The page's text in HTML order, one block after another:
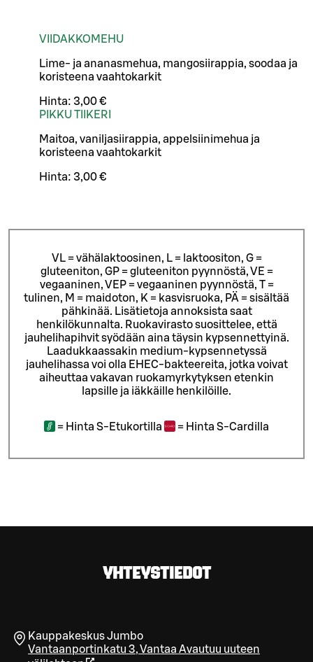
VIIDAKKOMEHU
Lime- ja ananasmehua, mangosiirappia, soodaa ja
koristeena vaahtokarkit
Hinta: 3,00 €
PIKKU TIIKERI
Maitoa, vaniljasiirappia, appelsiinimehua ja
koristeena vaahtokarkit
Hinta: 3,00 €
VL = vähälaktoosinen, L = laktoositon, G =
gluteeniton, GP = gluteeniton pyynnöstä, VE =
vegaaninen, VEP = vegaaninen pyynnöstä, T =
tulinen, M = maidoton, K = kasvisruoka, PÄ = sisältää
pähkinää. Lisätietoja annoksista saat
henkilökunnalta. Ruokavirasto suosittelee, että
jauhelihapihvit syödään aina täysin kypsennettyinä.
Laadukkaassakin medium-kypsennetyssä
jauhelihassa voi olla EHEC-bakteereita, jotka voivat
aiheuttaa vakavan ruokamyrkytyksen etenkin
lapsille ja iäkkäille henkilöille.
= Hinta S-Etukortilla = Hinta S-Cardilla
YHTEYSTIEDOT
Kauppakeskus Jumbo
Vantaanportinkatu 3,Vantaa Avautuu uuteen